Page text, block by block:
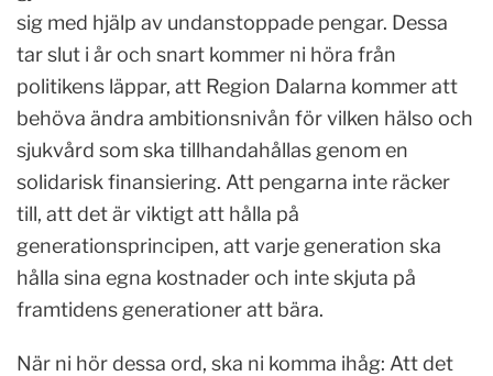
sig med hjälp av undanstoppade pengar. Dessa
tar slut i år och snart kommer ni höra från
politikens läppar, att Region Dalarna kommer att
behöva ändra ambitionsnivån för vilken hälso och
sjukvård som ska tillhandahållas genom en
solidarisk finansiering. Att pengarna inte räcker
till, att det är viktigt att hålla på
generationsprincipen, att varje generation ska
hålla sina egna kostnader och inte skjuta på
framtidens generationer att bära.
När ni hör dessa ord, ska ni komma ihåg: Att det